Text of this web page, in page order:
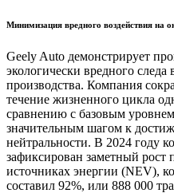
Минимизация вредного воздействия на
Geely Auto демонстрирует
экологически вредного
производства. Компания
течение жизненного цикла
сравнению с базовым уровнем
значительным шагом к
нейтральности. В 2024 году
зафиксирован заметный
источниках энергии (NEV),
составил 92%, или 888 000